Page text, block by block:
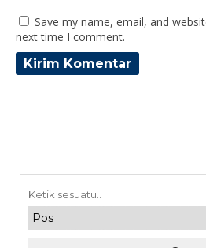
Save my name, email, and
next time I comment.